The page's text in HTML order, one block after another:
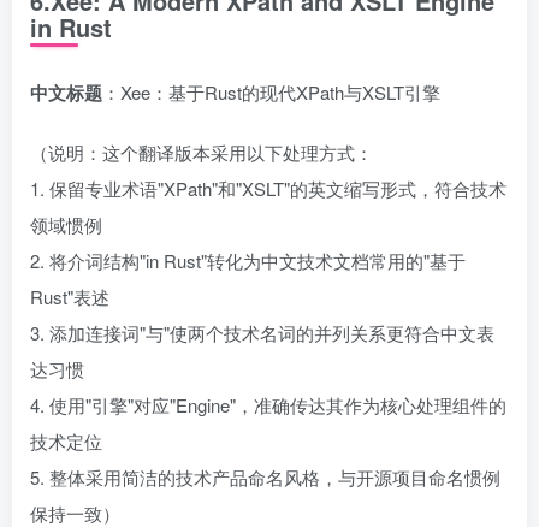
in Rust
中文标题 ：Xee：基于Rust的现代XPath与XSLT引擎
（说明：这个翻译版本采用以下处理方式：
1. 保留专业术语"XPath"和"XSLT"的英文缩写形式，符合技术
领域惯例
2. 将介词结构"in Rust"转化为中文技术文档常用的"基于
Rust"表述
3. 添加连接词"与"使两个技术名词的并列关系更符合中文表
达习惯
4. 使用"引擎"对应"Engine"，准确传达其作为核心处理组件的
技术定位
5. 整体采用简洁的技术产品命名风格，与开源项目命名惯例
保持一致）